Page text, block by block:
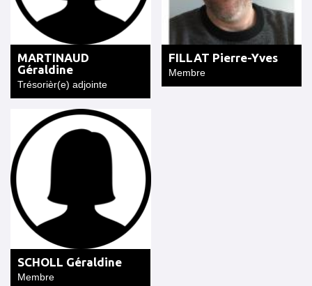
MARTINAUD
Géraldine
Trésorièr(e) adjointe
FILLAT Pierre-Yves
Membre
SCHOLL Géraldine
Membre